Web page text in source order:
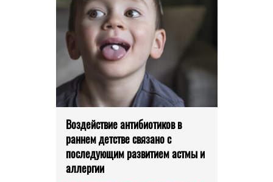
Воздействие антибиотиков в
раннем детстве связано с
последующим развитием астмы и
аллергии